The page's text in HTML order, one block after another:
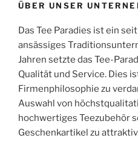
ÜBER UNSER
Das Tee Paradies ist ein
ansässiges
Jahren setzte das Tee-
Qualität und Service. Dies
Firmenphilosophie zu
Auswahl von
hochwertiges Teezubehör
Geschenkartikel zu